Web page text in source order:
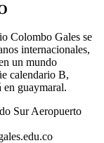
Colombo Gales se
internacionales,
un mundo
calendario B,
guaymaral.
Sur Aeropuerto